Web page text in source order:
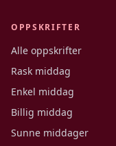
OPPSKRIFTER
Alle oppskrifter
Rask middag
Enkel middag
Billig middag
Sunne middager